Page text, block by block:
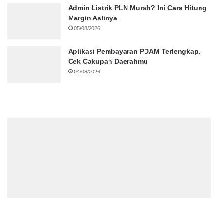
Admin Listrik PLN Murah? Ini Cara Hitung
Margin Aslinya
05/08/2026
Aplikasi Pembayaran PDAM Terlengkap,
Cek Cakupan Daerahmu
04/08/2026